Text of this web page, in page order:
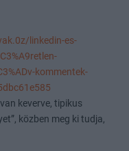
linkedin-es-
kommentek-
keverve, tipikus
közben meg ki tudja,